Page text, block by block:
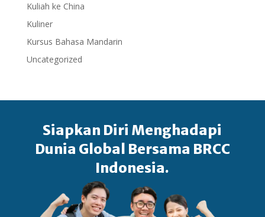
Kuliah ke China
Kuliner
Kursus Bahasa Mandarin
Uncategorized
Siapkan Diri Menghadapi
Dunia Global Bersama BRCC
Indonesia.